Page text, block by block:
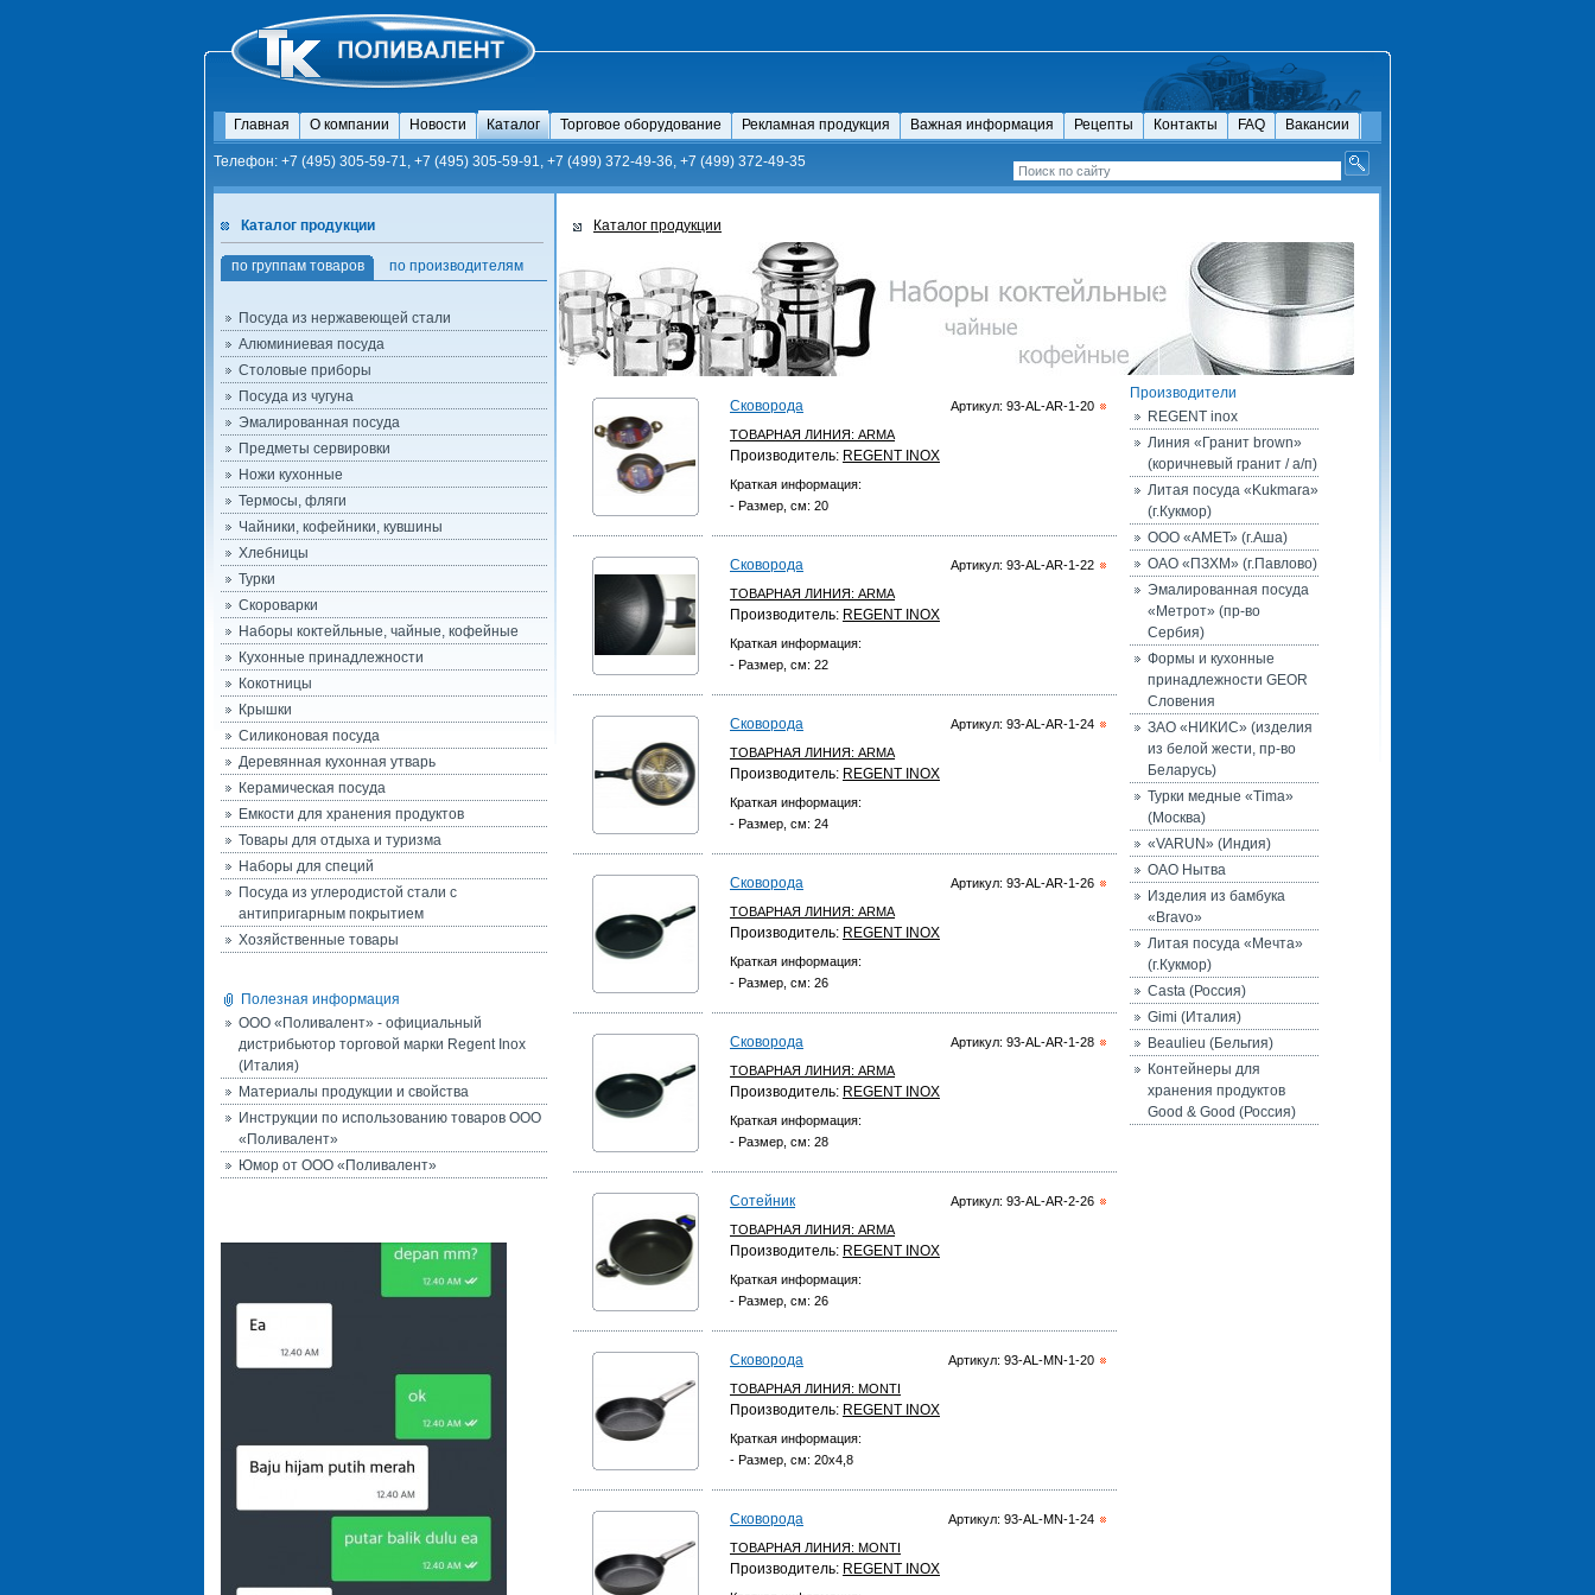
Главная О компании Новости Каталог Торговое оборудование Рекламная продукция Важная информация Рецепты Контакты FAQ Вакансии
Телефон: +7 (495) 305-59-71, +7 (495) 305-59-91, +7 (499) 372-49-36, +7 (499) 372-49-35
Каталог продукции
по группам товаров по производителям
Посуда из нержавеющей стали
Алюминиевая посуда
Столовые приборы
Посуда из чугуна
Эмалированная посуда
Предметы сервировки
Ножи кухонные
Термосы, фляги
Чайники, кофейники, кувшины
Хлебницы
Турки
Скороварки
Наборы коктейльные, чайные, кофейные
Кухонные принадлежности
Кокотницы
Крышки
Силиконовая посуда
Деревянная кухонная утварь
Керамическая посуда
Емкости для хранения продуктов
Товары для отдыха и туризма
Наборы для специй
Посуда из углеродистой стали с
антипригарным покрытием
Хозяйственные товары
Полезная информация
ООО «Поливалент» - официальный
дистрибьютор торговой марки Regent Inox
(Италия)
Материалы продукции и свойства
Инструкции по использованию товаров ООО
«Поливалент»
Юмор от ООО «Поливалент»
Каталог продукции
Артикул: 93-AL-AR-1-20
Сковорода
ТОВАРНАЯ ЛИНИЯ: ARMA
Производитель: REGENT INOX
Краткая информация:
- Размер, см: 20
Артикул: 93-AL-AR-1-22
Сковорода
ТОВАРНАЯ ЛИНИЯ: ARMA
Производитель: REGENT INOX
Краткая информация:
- Размер, см: 22
Артикул: 93-AL-AR-1-24
Сковорода
ТОВАРНАЯ ЛИНИЯ: ARMA
Производитель: REGENT INOX
Краткая информация:
- Размер, см: 24
Артикул: 93-AL-AR-1-26
Сковорода
ТОВАРНАЯ ЛИНИЯ: ARMA
Производитель: REGENT INOX
Краткая информация:
- Размер, см: 26
Артикул: 93-AL-AR-1-28
Сковорода
ТОВАРНАЯ ЛИНИЯ: ARMA
Производитель: REGENT INOX
Краткая информация:
- Размер, см: 28
Артикул: 93-AL-AR-2-26
Сотейник
ТОВАРНАЯ ЛИНИЯ: ARMA
Производитель: REGENT INOX
Краткая информация:
- Размер, см: 26
Артикул: 93-AL-MN-1-20
Сковорода
ТОВАРНАЯ ЛИНИЯ: MONTI
Производитель: REGENT INOX
Краткая информация:
- Размер, см: 20х4,8
Артикул: 93-AL-MN-1-24
Сковорода
ТОВАРНАЯ ЛИНИЯ: MONTI
Производитель: REGENT INOX
Производители
REGENT inox
Линия «Гранит brown»
(коричневый гранит / а/п)
Литая посуда «Kukmara»
(г.Кукмор)
ООО «АМЕТ» (г.Аша)
ОАО «ПЗХМ» (г.Павлово)
Эмалированная посуда
«Метрот» (пр-во
Сербия)
Формы и кухонные
принадлежности GEOR
Словения
ЗАО «НИКИС» (изделия
из белой жести, пр-во
Беларусь)
Турки медные «Tima»
(Москва)
«VARUN» (Индия)
ОАО Нытва
Изделия из бамбука
«Bravo»
Литая посуда «Мечта»
(г.Кукмор)
Casta (Россия)
Gimi (Италия)
Beaulieu (Бельгия)
Контейнеры для
хранения продуктов
Good & Good (Россия)